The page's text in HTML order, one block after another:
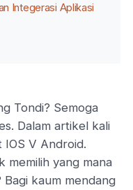
Integerasi Aplikasi
Tondi? Semoga
Dalam artikel kali
IOS V Android.
memilih yang mana
kaum mendang